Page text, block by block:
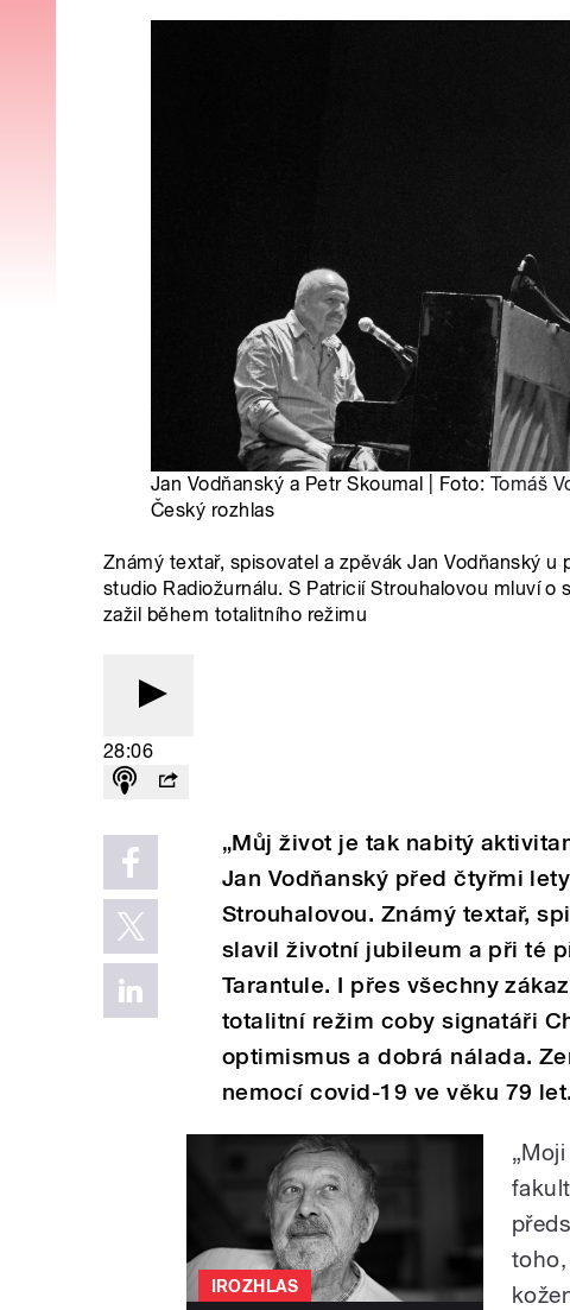
Jan Vodňanský a Petr Skoumal | Foto: Tomáš
Český rozhlas
Známý textař, spisovatel a zpěvák Jan Vodňanský
studio Radiožurnálu. S Patricií Strouhalovou mluví
zažil během totalitního režimu
28:06
„Můj život je tak nabitý
Jan Vodňanský před čtyřmi
Strouhalovou. Známý textař,
slavil životní jubileum a při té
Tarantule. I přes všechny
totalitní režim coby signatáři
optimismus a dobrá nálada.
nemocí covid-19 ve věku 79 let.
IROZHLAS
toho,